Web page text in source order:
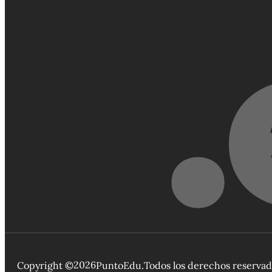
Copyright ©2026PuntoEdu.Todos los derechos